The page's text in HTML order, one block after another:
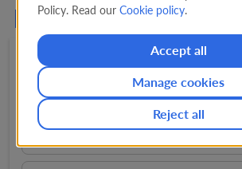
Montevidéu (ASU -
Ida e volta 1 Passageiroexpand_more
Insira a sua cidade de partida
Policy. Read ourCookie policy.
Accept all
Reject all
Manage cookies